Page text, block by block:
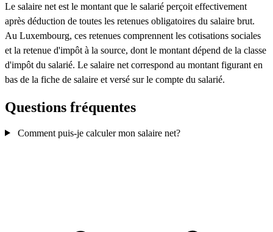
Le salaire net est le montant que le salarié perçoit effectivement
après déduction de toutes les retenues obligatoires du salaire brut.
Au Luxembourg, ces retenues comprennent les cotisations sociales
et la retenue d'impôt à la source, dont le montant dépend de la classe
d'impôt du salarié. Le salaire net correspond au montant figurant en
bas de la fiche de salaire et versé sur le compte du salarié.
Questions fréquentes
Comment puis-je calculer mon salaire net?